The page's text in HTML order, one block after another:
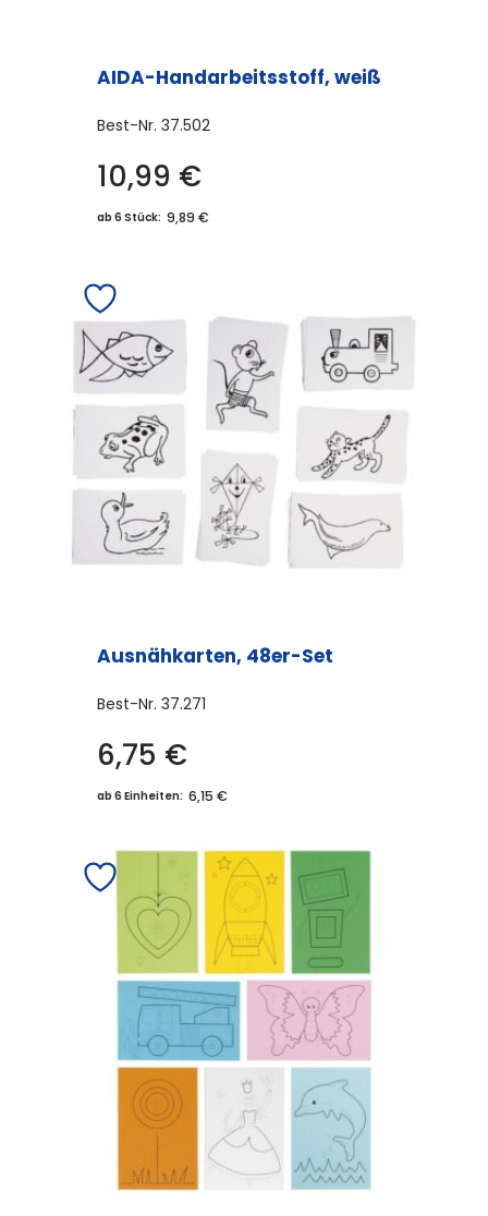
AIDA-Handarbeitsstoff, weiß
Best-Nr. 37.502
10,99 €
ab 6 Stück: 9,89 €
Ausnähkarten, 48er-Set
Best-Nr. 37.271
6,75 €
ab 6 Einheiten: 6,15 €